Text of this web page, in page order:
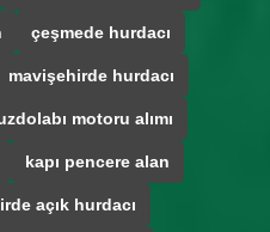
çeşmede hurdacı
mavişehirde hurdacı
motoru alımı
kapı pencere alan
açık hurdacı